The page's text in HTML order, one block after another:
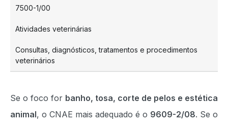
7500-1/00
Atividades veterinárias
Consultas, diagnósticos, tratamentos e procedimentos
veterinários
Se o foco for banho, tosa, corte de pelos e estética
animal, o CNAE mais adequado é o 9609-2/08. Se o